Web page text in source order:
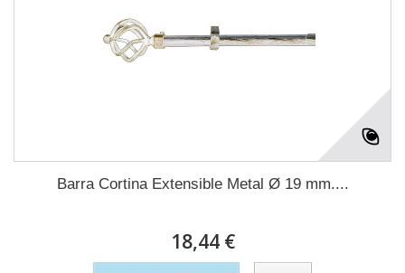
Barra Cortina Extensible Metal Ø 19 mm....
18,44 €